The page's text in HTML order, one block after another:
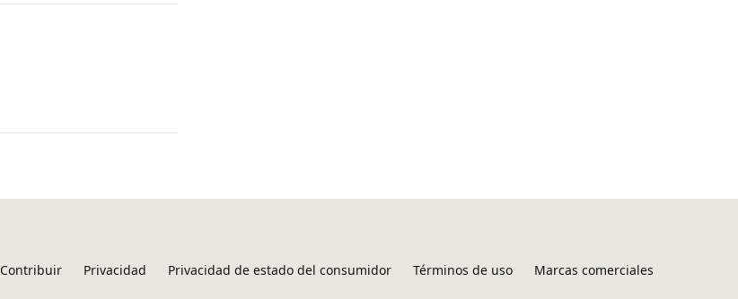
Contribuir Privacidad Privacidad de estado del consumidor Términos de uso
Marcas comerciales